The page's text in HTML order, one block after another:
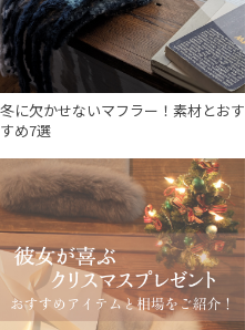
冬に欠かせないマフラー！素材とおす
すめ7選